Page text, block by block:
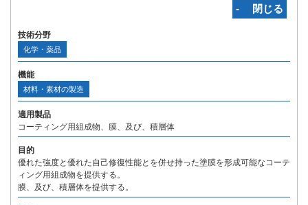
‐ 閉じる
技術分野
化学・薬品
機能
材料・素材の製造
適用製品
コーティング用組成物、膜、及び、積層体
目的
優れた強度と優れた自己修復性能とを併せ持った塗膜を形成可能なコーテ
ィング用組成物を提供する。
膜、及び、積層体を提供する。